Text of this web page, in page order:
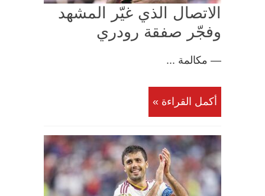
الاتصال الذي غيّر المشهد
وفجّر صفقة رودري
— مكالمة ...
أكمل القراءة »